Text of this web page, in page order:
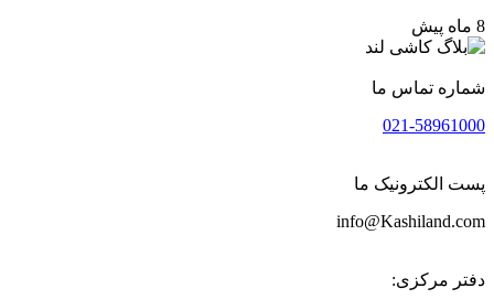
8 ماه پیش
شماره تماس ما
021-58961000
پست الکترونیک ما
info@Kashiland.com
دفتر مرکزی: